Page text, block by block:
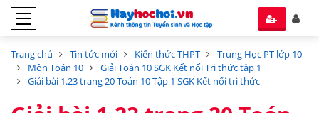
Trang chủ Tin tức mới Kiến thức THPT
Trung Học PT lớp 10
Môn Toán 10
Giải Toán 10 SGK Kết nối Tri thức tập 1
Giải bài 1.23 trang 20 Toán 10 Tập 1 SGK Kết nối tri thức